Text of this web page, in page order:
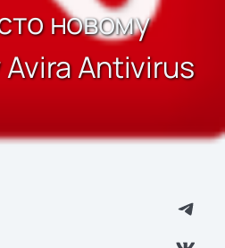
новому
Avira Antivirus